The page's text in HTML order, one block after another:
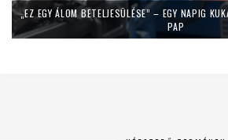
„EZ EGY ÁLOM BETELJESÜLÉSE” – EGY NAPIG
PAP